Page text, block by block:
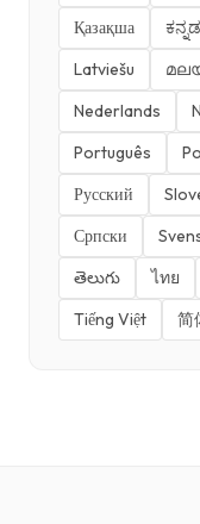
Қазақша
ಕನ್ನಡ
Latviešu
Nederlands
Português
Русский
Српски
తెలుగు
ไทย
Tiếng Việt
简